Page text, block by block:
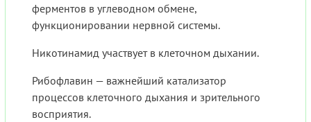
ферментов в углеводном обмене,
функционировании нервной системы.
Никотинамид участвует в клеточном дыхании.
Рибофлавин — важнейший катализатор
процессов клеточного дыхания и зрительного
восприятия.